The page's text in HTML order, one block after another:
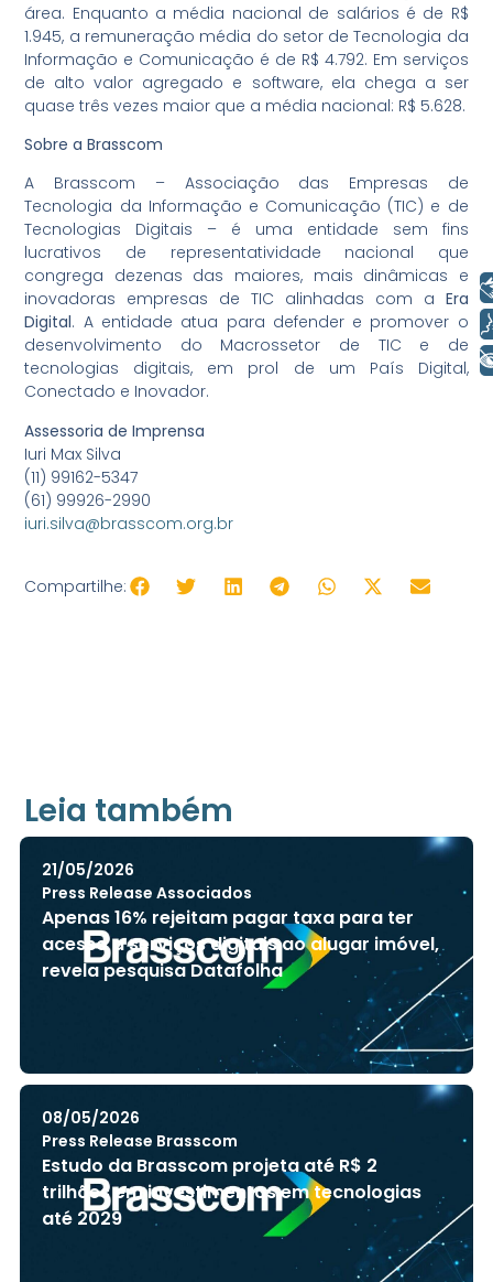
área. Enquanto a média nacional de salários é de R$
1.945, a remuneração média do setor de Tecnologia da
Informação e Comunicação é de R$ 4.792. Em serviços
de alto valor agregado e software, ela chega a ser
quase três vezes maior que a média nacional: R$ 5.628.
Sobre a Brasscom
A Brasscom – Associação das Empresas de
Tecnologia da Informação e Comunicação (TIC) e de
Tecnologias Digitais – é uma entidade sem fins
lucrativos de representatividade nacional que
congrega dezenas das maiores, mais dinâmicas e
inovadoras empresas de TIC alinhadas com a Era
Digital. A entidade atua para defender e promover o
desenvolvimento do Macrossetor de TIC e de
tecnologias digitais, em prol de um País Digital,
Conectado e Inovador.
Assessoria de Imprensa
Iuri Max Silva
(11) 99162-5347
(61) 99926-2990
iuri.silva@brasscom.org.br
Compartilhe:
Leia também
21/05/2026
Press Release Associados
Apenas 16% rejeitam pagar taxa para ter
acesso a serviços digitais ao alugar imóvel,
revela pesquisa Datafolha
08/05/2026
Press Release Brasscom
Estudo da Brasscom projeta até R$ 2
trilhões em investimentos em tecnologias
até 2029
Libras
Voz
+ Acessibilidade